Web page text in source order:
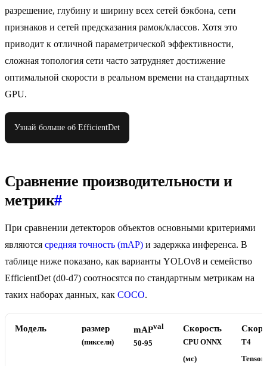
разрешение, глубину и ширину всех сетей бэкбона, сети
признаков и сетей предсказания рамок/классов. Хотя это
приводит к отличной параметрической эффективности,
сложная топология сети часто затрудняет достижение
оптимальной скорости в реальном времени на стандартных
GPU.
Узнай больше об EfficientDet
Сравнение производительности и
метрик#
При сравнении детекторов объектов основными критериями
являются средняя точность (mAP) и задержка инференса. В
таблице ниже показано, как варианты YOLOv8 и семейство
EfficientDet (d0-d7) соотносятся по стандартным метрикам на
таких наборах данных, как COCO.
Модель размер
(пиксели)
mAPval
50-95
Скорость
CPU ONNX
(мс)
T4